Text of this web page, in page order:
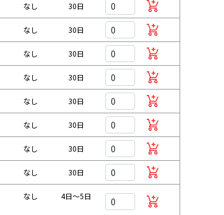
なし 30日
なし 30日
なし 30日
なし 30日
なし 30日
なし 30日
なし 30日
なし 30日
なし 4日～5日